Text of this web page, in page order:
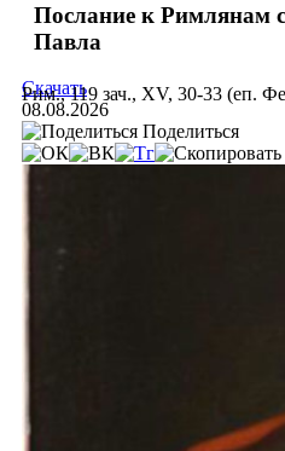
Послание к Римлянам
Павла
Рим., 119 зач., XV, 30-33 (еп.
Скачать
08.08.2026
Поделиться